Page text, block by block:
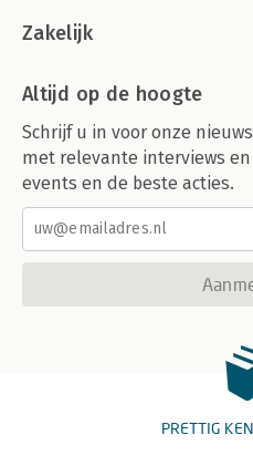
Zakelijk
Altijd op de hoogte
Schrijf u in voor onze
met relevante interviews
events en de beste acties.
PRETTIG